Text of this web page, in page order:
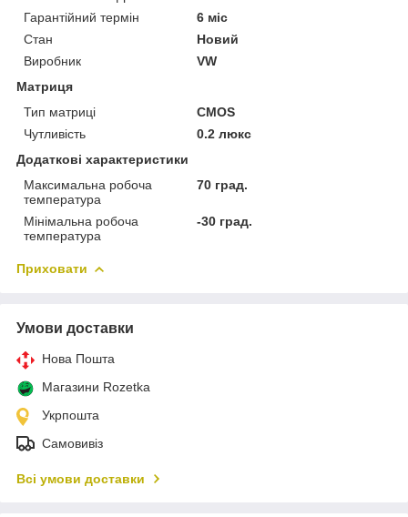
Гарантійний термін
6 міс
Стан
Новий
Виробник
VW
Матриця
Тип матриці
CMOS
Чутливість
0.2 люкс
Додаткові характеристики
Максимальна робоча
температура
70 град.
Мінімальна робоча
температура
-30 град.
Приховати
Умови доставки
Нова Пошта
Магазини Rozetka
Укрпошта
Самовивіз
Всі умови доставки